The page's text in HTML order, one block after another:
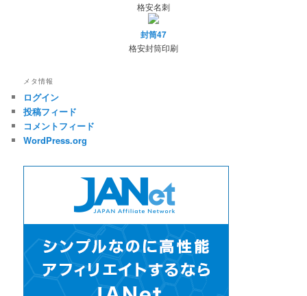
格安名刺
封筒47
格安封筒印刷
メタ情報
ログイン
投稿フィード
コメントフィード
WordPress.org